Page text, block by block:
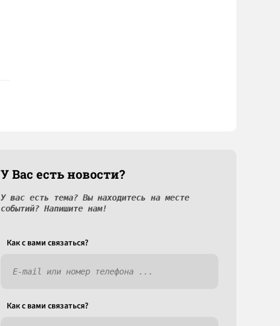
У Вас есть новости?
У вас есть тема? Вы находитесь на месте
событий? Напишите нам!
Как c вами связаться?
Как c вами связаться?